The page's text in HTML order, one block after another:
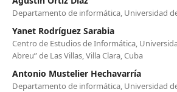
Departamento de informática, Universidad
Yanet Rodríguez Sarabia
Centro de Estudios de Informática,
Abreu” de Las Villas, Villa Clara, Cuba
Antonio Mustelier Hechavarría
Departamento de informática, Universidad